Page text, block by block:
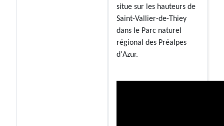
situe sur les hauteurs de
Saint-Vallier-de-Thiey
dans le Parc naturel
régional des Préalpes
d'Azur.